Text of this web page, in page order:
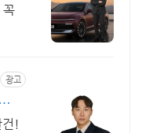
꼭
광고
건!